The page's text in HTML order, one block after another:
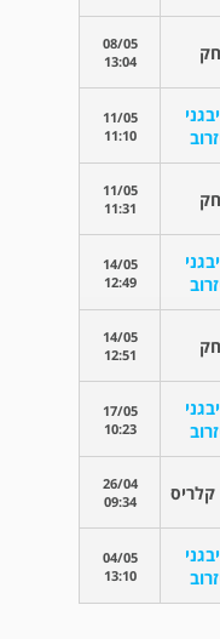
08/05
13:04
11/05
11:10
11/05
11:31
14/05
12:49
14/05
12:51
17/05
10:23
26/04
09:34
04/05
13:10